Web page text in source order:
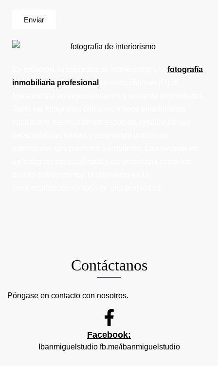
Enviar
fotografía
inmobiliaria profesional
Contáctanos
Póngase en contacto con nosotros.
Facebook:
Ibanmiguelstudio fb.me/ibanmiguelstudio